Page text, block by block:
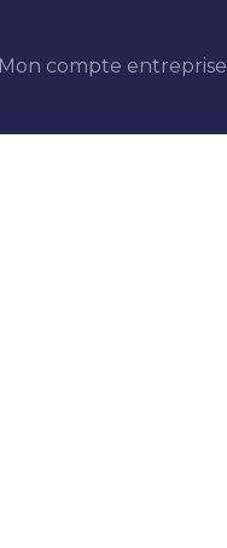
Mon compte entreprise